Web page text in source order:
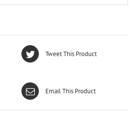
Tweet This Product
Email This Product